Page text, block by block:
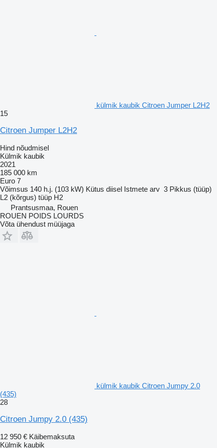
külmik kaubik Citroen Jumper L2H2
15
Citroen Jumper L2H2
Hind nõudmisel
Külmik kaubik
2021
185 000 km
Euro 7
Võimsus 140 h.j. (103 kW) Kütus diisel Istmete arv 3 Pikkus (tüüp)
L2 (kõrgus) tüüp H2
Prantsusmaa, Rouen
ROUEN POIDS LOURDS
Võta ühendust müüjaga
külmik kaubik Citroen Jumpy 2.0
(435)
28
Citroen Jumpy 2.0 (435)
12 950 € Käibemaksuta
Külmik kaubik